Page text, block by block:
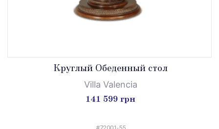
Круглый Обеденный стол
Villa Valencia
141 599 грн